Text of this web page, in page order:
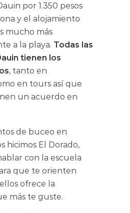
por 1.350 pesos
y el alojamiento
mucho más
a la playa. Todas las
tienen los
, tanto en
en tours así que
un acuerdo en
de buceo en
hicimos El Dorado,
con la escuela
que te orienten
ofrece la
más te guste.